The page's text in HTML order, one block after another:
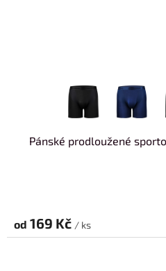
Pánské prodloužené
od 169 Kč / ks